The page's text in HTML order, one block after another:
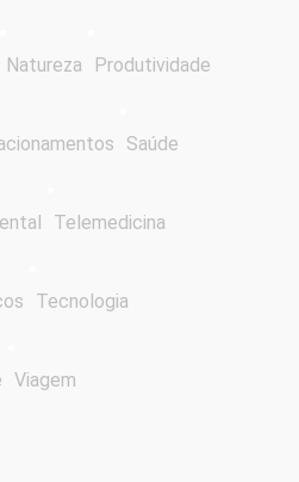
Natureza Produtividade
Saúde
Telemedicina
Tecnologia
Viagem